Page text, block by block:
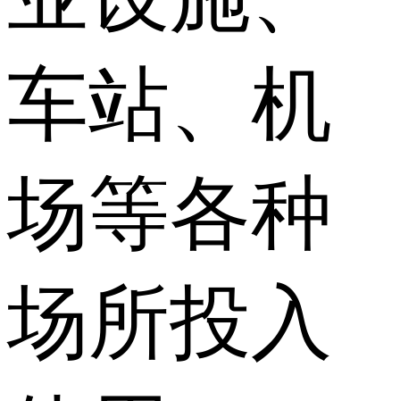
车站、机
场等各种
场所投入